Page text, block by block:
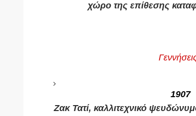
χώρο της επίθεσης
1907
Ζακ Τατί, καλλιτεχνικό